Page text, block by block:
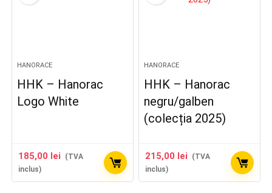
HANORACE
HHK – Hanorac
Logo White
185,00 lei
(TVA
inclus)
HANORACE
HHK – Hanorac
negru/galben
(colecția 2025)
215,00 lei
(TVA
inclus)